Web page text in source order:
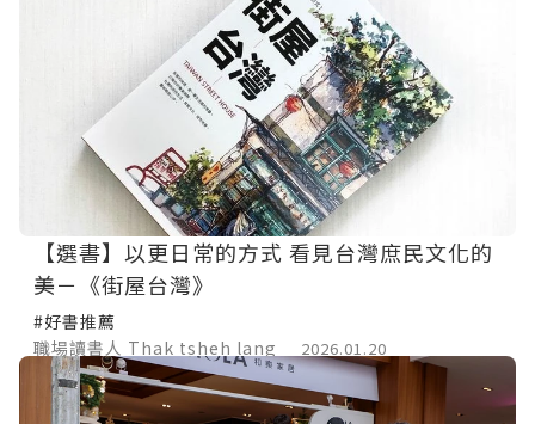
【選書】以更日常的方式 看見台灣庶民文化的
美－《街屋台灣》
#好書推薦
職場讀書人 Thak tsheh lang
2026.01.20